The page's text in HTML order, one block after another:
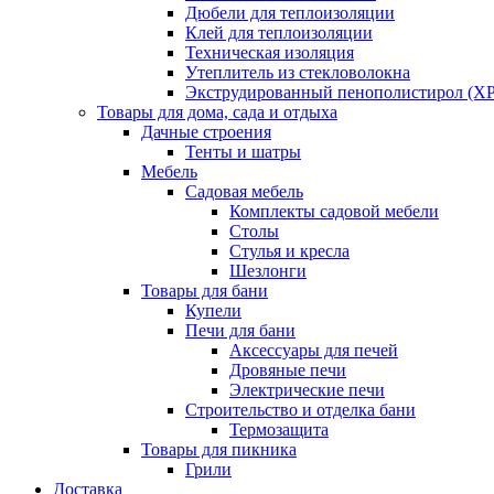
Дюбели для теплоизоляции
Клей для теплоизоляции
Техническая изоляция
Утеплитель из стекловолокна
Экструдированный пенополистирол
Товары для дома, сада и отдыха
Дачные строения
Тенты и шатры
Мебель
Садовая мебель
Комплекты садовой мебели
Столы
Стулья и кресла
Шезлонги
Товары для бани
Купели
Печи для бани
Аксессуары для печей
Дровяные печи
Электрические печи
Строительство и отделка бани
Термозащита
Товары для пикника
Грили
Доставка